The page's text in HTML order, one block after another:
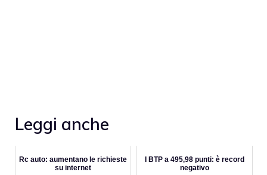
Leggi anche
Rc auto: aumentano le richieste
su internet
I BTP a 495,98 punti: è record
negativo